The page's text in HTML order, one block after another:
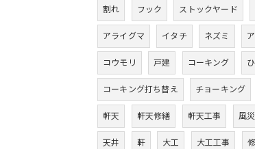
割れ フック ストックヤード
アライグマ イタチ ネズミ
コウモリ 戸建 コーキング
コーキング打ち替え チョーキング
軒天 軒天修繕 軒天工事 風
天井 軒 大工 大工工事